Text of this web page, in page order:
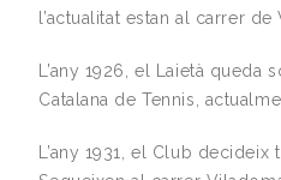
l’actualitat estan al carrer
L’any 1926, el Laietà
Catalana de Tennis,
L’any 1931, el Club